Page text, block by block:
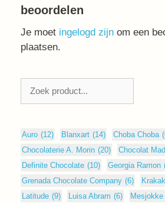
beoordelen
Je moet ingelogd zijn om een
plaatsen.
Auro (12) Blanxart (14) Choba Choba
Chocolaterie A. Morin (20) Chocolat
Definite Chocolate (10) Georgia Ramon
Grenada Chocolate Company (6)
Latitude (9) Luisa Abram (6)